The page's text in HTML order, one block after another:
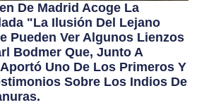
De Madrid Acoge La
"La Ilusión Del Lejano
Pueden Ver Algunos Lienzos
Bodmer Que, Junto A
Uno De Los Primeros Y
Sobre Los Indios De